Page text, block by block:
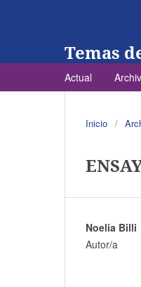
Temas
Actual
Inicio /
Noelia Billi
Autor/a